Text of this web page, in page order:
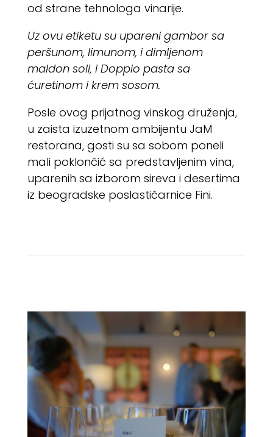
od strane tehnologa vinarije.
Uz ovu etiketu su upareni gambor sa
peršunom, limunom, i dimljenom
maldon soli, i Doppio pasta sa
ćuretinom i krem sosom.
Posle ovog prijatnog vinskog druženja,
u zaista izuzetnom ambijentu JaM
restorana, gosti su sa sobom poneli
mali poklončić sa predstavljenim vina,
uparenih sa izborom sireva i desertima
iz beogradske poslastičarnice Fini.